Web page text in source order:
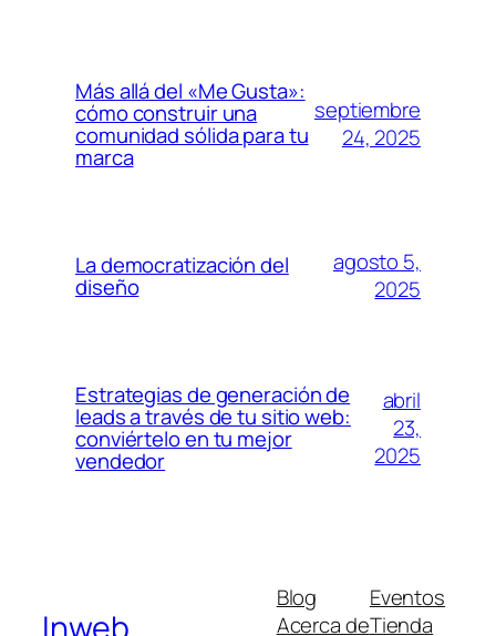
Más allá del «Me Gusta»:
cómo construir una
comunidad sólida para tu
marca
septiembre
24, 2025
La democratización del
diseño
agosto 5,
2025
Estrategias de generación de
leads a través de tu sitio web:
conviértelo en tu mejor
vendedor
abril
23,
2025
Blog
Acerca de
Eventos
Tienda